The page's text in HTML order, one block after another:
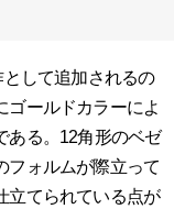
して追加されるの
ゴールドカラーによ
ある。12角形のベゼ
フォルムが際立って
立てられている点が